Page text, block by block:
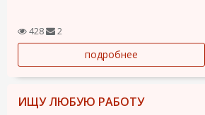
428 2
подробнее
ИЩУ ЛЮБУЮ РАБОТУ